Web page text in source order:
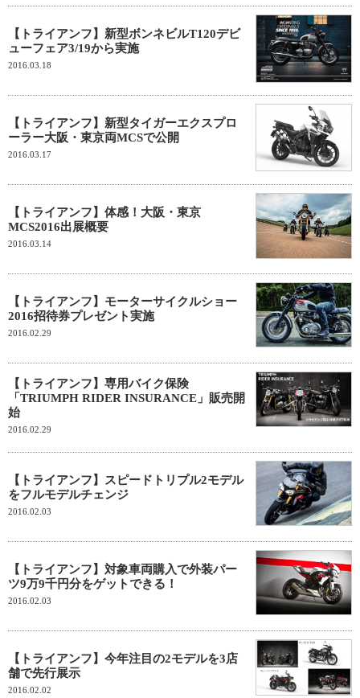
【トライアンフ】新型ボンネビルT120デビ
ューフェア3/19から実施
2016.03.18
【トライアンフ】新型タイガーエクスプロ
ーラー大阪・東京両MCSで公開
2016.03.17
【トライアンフ】体感！大阪・東京
MCS2016出展概要
2016.03.14
【トライアンフ】モーターサイクルショー
2016招待券プレゼント実施
2016.02.29
【トライアンフ】専用バイク保険
「TRIUMPH RIDER INSURANCE」販売開
始
2016.02.29
【トライアンフ】スピードトリプル2モデル
をフルモデルチェンジ
2016.02.03
【トライアンフ】対象車両購入で外装パー
ツ9万9千円分をゲットできる！
2016.02.03
【トライアンフ】今年注目の2モデルを3店
舗で先行展示
2016.02.02